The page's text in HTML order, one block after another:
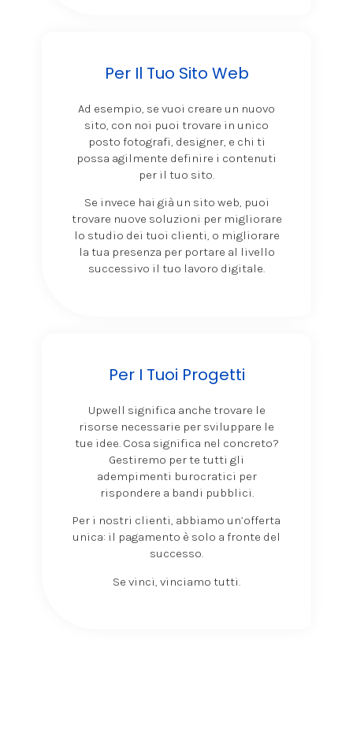
Per Il Tuo Sito Web
Ad esempio, se vuoi creare un nuovo
sito, con noi puoi trovare in unico
posto fotografi, designer, e chi ti
possa agilmente definire i contenuti
per il tuo sito.
Se invece hai già un sito web, puoi
trovare nuove soluzioni per migliorare
lo studio dei tuoi clienti, o migliorare
la tua presenza per portare al livello
successivo il tuo lavoro digitale.
Per I Tuoi Progetti
Upwell significa anche trovare le
risorse necessarie per sviluppare le
tue idee. Cosa significa nel concreto?
Gestiremo per te tutti gli
adempimenti burocratici per
rispondere a bandi pubblici.
Per i nostri clienti, abbiamo un’offerta
unica: il pagamento è solo a fronte del
successo.
Se vinci, vinciamo tutti.